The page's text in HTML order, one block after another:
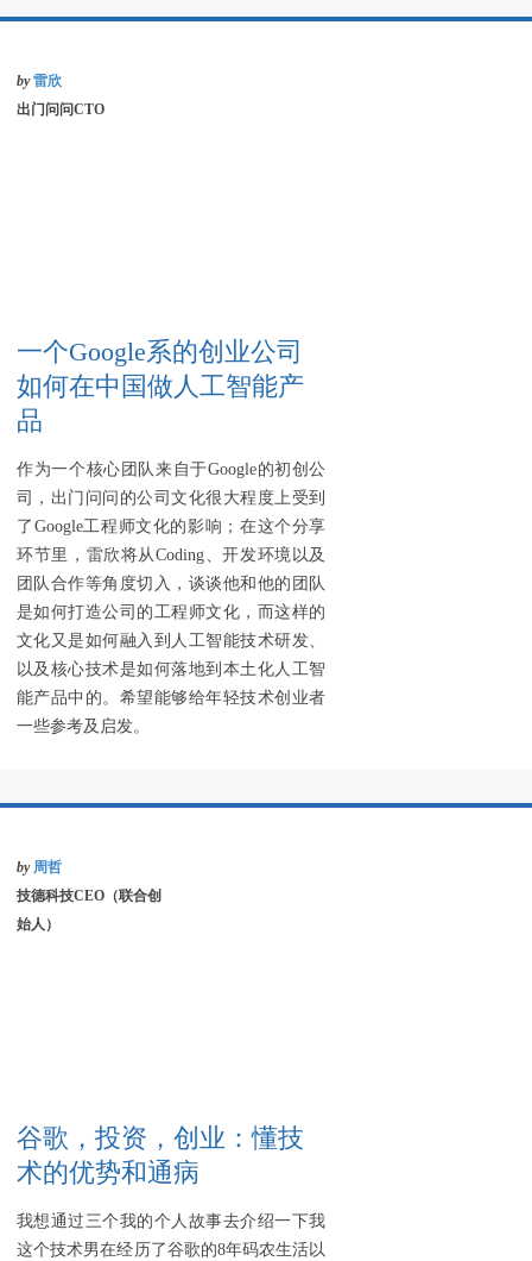
by 雷欣
出门问问CTO
一个Google系的创业公司
如何在中国做人工智能产
品
作为一个核心团队来自于Google的初创公
司，出门问问的公司文化很大程度上受到
了Google工程师文化的影响；在这个分享
环节里，雷欣将从Coding、开发环境以及
团队合作等角度切入，谈谈他和他的团队
是如何打造公司的工程师文化，而这样的
文化又是如何融入到人工智能技术研发、
以及核心技术是如何落地到本土化人工智
能产品中的。希望能够给年轻技术创业者
一些参考及启发。
by 周哲
技德科技CEO（联合创
始人）
谷歌，投资，创业：懂技
术的优势和通病
我想通过三个我的个人故事去介绍一下我
这个技术男在经历了谷歌的8年码农生活以